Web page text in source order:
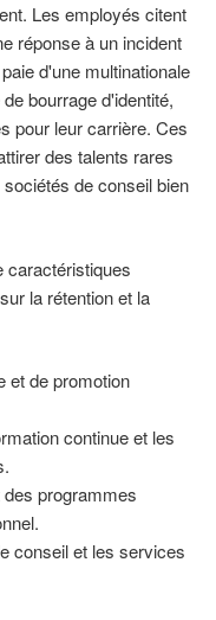
Les employés citent
réponse à un incident
d'une multinationale
bourrage d'identité,
pour leur carrière. Ces
des talents rares
de conseil bien
caractéristiques
la rétention et la
et de promotion
continue et les
programmes
conseil et les services